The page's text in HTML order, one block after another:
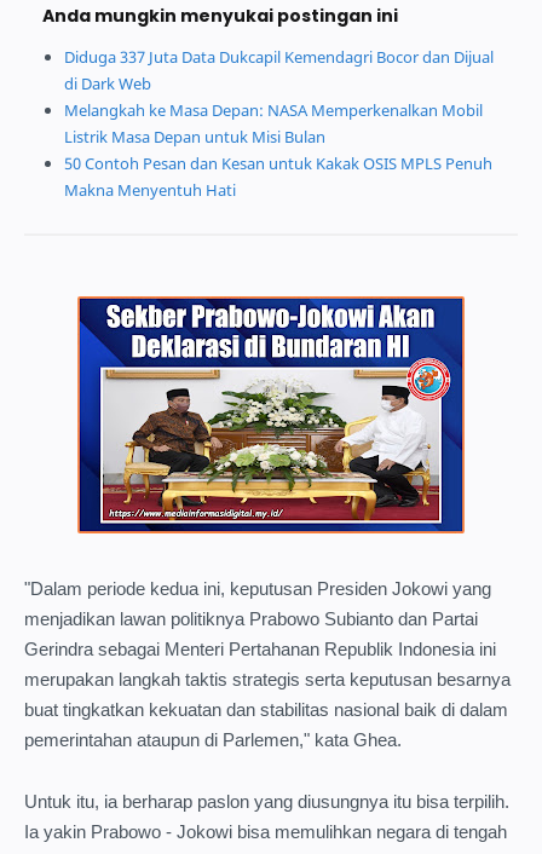
Anda mungkin menyukai postingan ini
Diduga 337 Juta Data Dukcapil Kemendagri Bocor dan Dijual
di Dark Web
Melangkah ke Masa Depan: NASA Memperkenalkan Mobil
Listrik Masa Depan untuk Misi Bulan
50 Contoh Pesan dan Kesan untuk Kakak OSIS MPLS Penuh
Makna Menyentuh Hati
"Dalam periode kedua ini, keputusan Presiden Jokowi yang
menjadikan lawan politiknya Prabowo Subianto dan Partai
Gerindra sebagai Menteri Pertahanan Republik Indonesia ini
merupakan langkah taktis strategis serta keputusan besarnya
buat tingkatkan kekuatan dan stabilitas nasional baik di dalam
pemerintahan ataupun di Parlemen," kata Ghea.
Untuk itu, ia berharap paslon yang diusungnya itu bisa terpilih.
Ia yakin Prabowo - Jokowi bisa memulihkan negara di tengah